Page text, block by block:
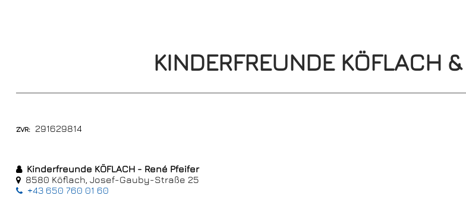
KINDERFREUNDE KÖFLACH
291629814
Kinderfreunde KÖFLACH - René Pfeifer
8580 Köflach, Josef-Gauby-Straße 25
+43 650 760 01 60